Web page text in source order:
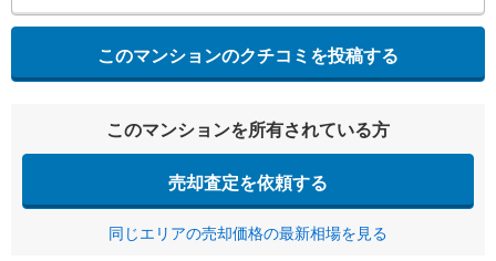
このマンションのクチコミを投稿する
このマンションを所有されている方
売却査定を依頼する
同じエリアの売却価格の最新相場を見る